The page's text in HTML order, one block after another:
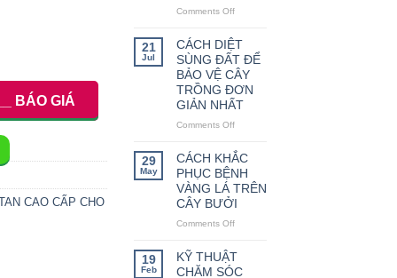
BÁO GIÁ
CAO CẤP CHO
Comments Off
THỨC
LÀM
HOA
TRÁI
VỤ
CHO
21
Jul
CÁCH DIỆT
SÙNG ĐẤT ĐỂ
BẢO VỆ CÂY
TRỒNG ĐƠN
GIẢN NHẤT
Comments Off
DIỆT
SÙNG
ĐẤT
ĐỂ
BẢO
TRỒNG
ĐƠN
29
May
CÁCH KHẮC
PHỤC BỆNH
VÀNG LÁ TRÊN
CÂY BƯỞI
Comments Off
KHẮC
PHỤC
19
Feb
KỸ THUẬT
CHĂM SÓC